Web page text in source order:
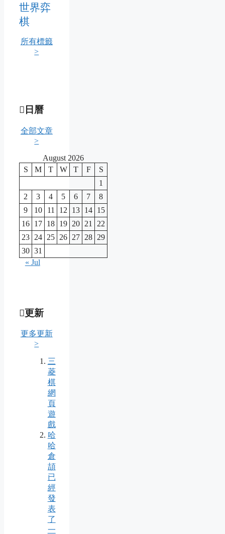
世界弈
棋
所有標籤
>
日曆
全部文章
>
August 2026
S
M T W T F
S
1
2
3 4 5 6 7
8
9
10 11 12 13 14 15
16 17 18 19 20 21
22
23 24 25 26 27 28 29
30 31
« Jul
更新
更多更新
>
三
菱
棋
網
頁
遊
戲
哈
哈
倉
頡
已
經
發
表
了
一